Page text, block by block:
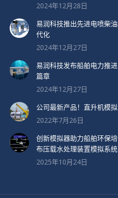
2024年12月28日
易润科技推出先进电喷柴
代化
2024年12月27日
易润科技发布船舶电力推
篇章
2024年12月27日
公司最新产品！直升机模
2022年7月26日
创新模拟器助力船舶环保
布压载水处理装置模拟系统
2025年10月24日